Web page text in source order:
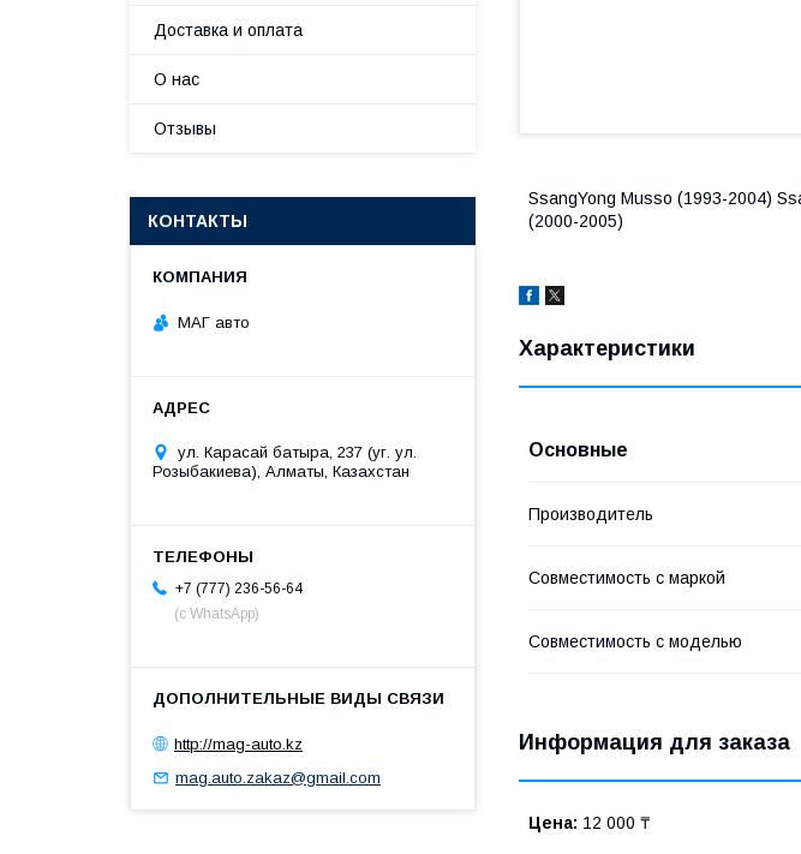
SsangYong Musso (1993-2004)
(2000-2005)
Характеристики
Основные
Производитель
Совместимость с маркой
Совместимость с моделью
Информация для заказа
Цена: 12 000 ₸
Доставка и оплата
О нас
Отзывы
КОНТАКТЫ
МАГ авто
ул. Карасай батыра, 237 (уг. ул.
Розыбакиева), Алматы, Казахстан
+7 (777) 236-56-64
(с WhatsApp)
http://mag-auto.kz
mag.auto.zakaz@gmail.com